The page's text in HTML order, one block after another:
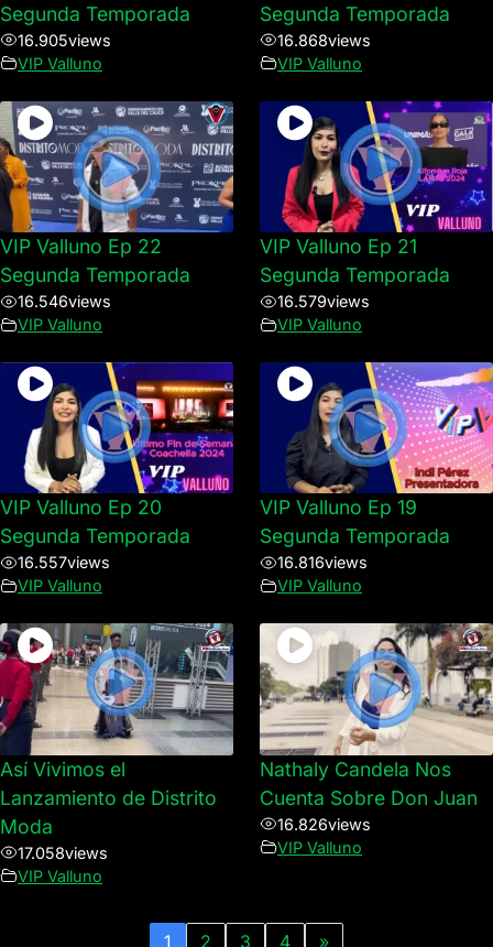
Segunda Temporada
16.905views
VIP Valluno
Segunda Temporada
16.868views
VIP Valluno
VIP Valluno Ep 22
Segunda Temporada
16.546views
VIP Valluno
VIP Valluno Ep 21
Segunda Temporada
16.579views
VIP Valluno
VIP Valluno Ep 20
Segunda Temporada
16.557views
VIP Valluno
VIP Valluno Ep 19
Segunda Temporada
16.816views
VIP Valluno
Así Vivimos el
Lanzamiento de Distrito
Moda
17.058views
VIP Valluno
Nathaly Candela Nos
Cuenta Sobre Don Juan
16.826views
VIP Valluno
1 2 3 4 »